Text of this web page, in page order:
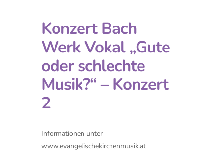
Konzert Bach
Werk Vokal „Gute
oder schlechte
Musik?“ – Konzert
2
Informationen unter
www.evangelischekirchenmusik.at